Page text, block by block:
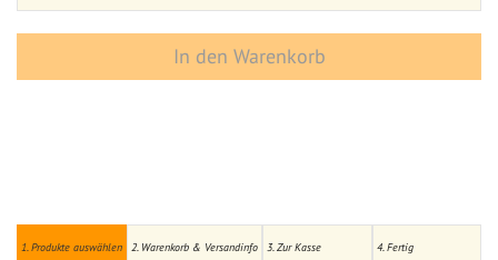
1. Produkte auswählen 2. Warenkorb & Versandinfo 3. Zur Kasse 4. Fertig
In den Warenkorb